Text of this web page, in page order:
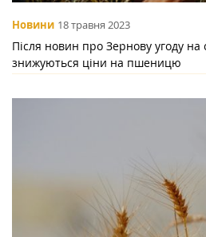
Новини 18 травня 2023
Після новин про Зернову угоду на
знижуються ціни на пшеницю